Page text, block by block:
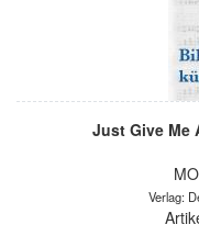
Just Give Me
Verlag: